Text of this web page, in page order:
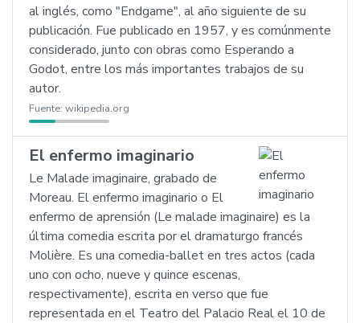
al inglés, como "Endgame", al año siguiente de su
publicación. Fue publicado en 1957, y es comúnmente
considerado, junto con obras como Esperando a
Godot, entre los más importantes trabajos de su
autor.
Fuente: wikipedia.org
El enfermo imaginario
Le Malade imaginaire, grabado de
Moreau. El enfermo imaginario o El
enfermo de aprensión (Le malade imaginaire) es la
última comedia escrita por el dramaturgo francés
Molière. Es una comedia-ballet en tres actos (cada
uno con ocho, nueve y quince escenas,
respectivamente), escrita en verso que fue
representada en el Teatro del Palacio Real el 10 de